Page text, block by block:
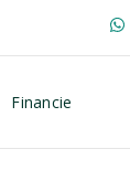
Financie